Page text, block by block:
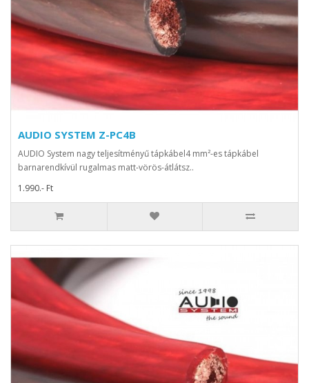
AUDIO SYSTEM Z-PC4B
AUDIO System nagy teljesítményű tápkábel4 mm²-es tápkábel
barnarendkívül rugalmas matt-vörös-átlátsz..
1.990.- Ft